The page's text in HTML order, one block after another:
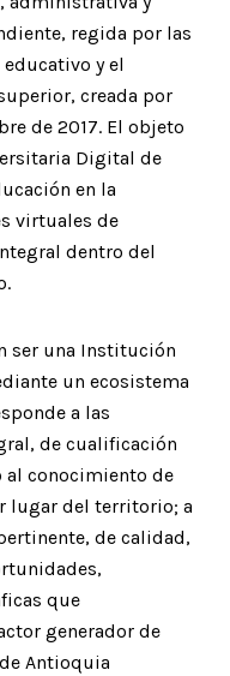
regida por las
y el
creada por
de 2017. El objeto
Digital de
en la
virtuales de
dentro del
ser una Institución
un ecosistema
a las
de cualificación
al conocimiento de
lugar del territorio; a
de calidad,
que
generador de
Antioquia